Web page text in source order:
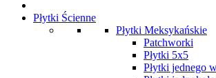
Płytki Ścienne
Płytki Meksykańskie
Patchworki
Płytki 5x5
Płytki jednego